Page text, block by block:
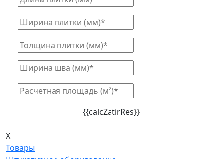
{{calcZatirRes}}
X
Товары